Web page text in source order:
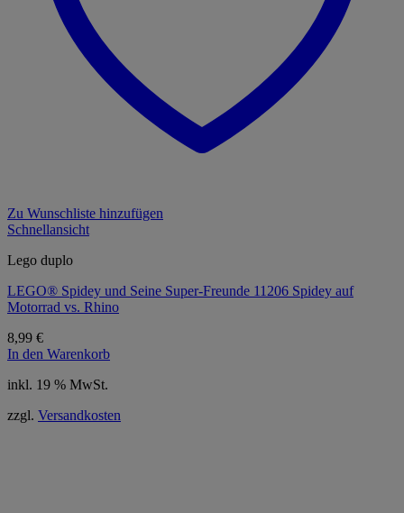
Zu Wunschliste hinzufügen
Schnellansicht
Lego duplo
LEGO® Spidey und Seine Super-Freunde 11206 Spidey auf
Motorrad vs. Rhino
8,99 €
In den Warenkorb
inkl. 19 % MwSt.
zzgl. Versandkosten